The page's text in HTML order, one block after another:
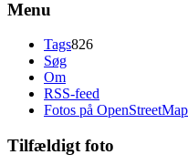
Menu
Tags826
Søg
Om
RSS-feed
Fotos på OpenStreetMap
Tilfældigt foto